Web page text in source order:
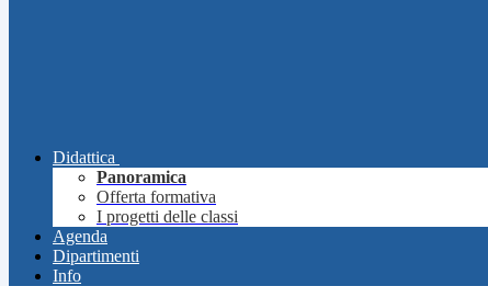
Didattica
Panoramica
Offerta formativa
I progetti delle classi
Agenda
Dipartimenti
Info